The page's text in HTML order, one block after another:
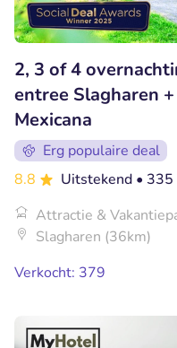
2, 3 of 4
entree Slagharen
Mexicana
Erg populaire deal
8.8
Uitstekend •
Attractie &
Slagharen (36km)
Verkocht: 379